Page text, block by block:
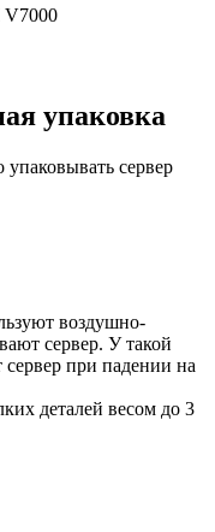
V7000
упаковка
сервер
воздушно-
сервер. У такой
сервер при падении на
деталей весом до 3